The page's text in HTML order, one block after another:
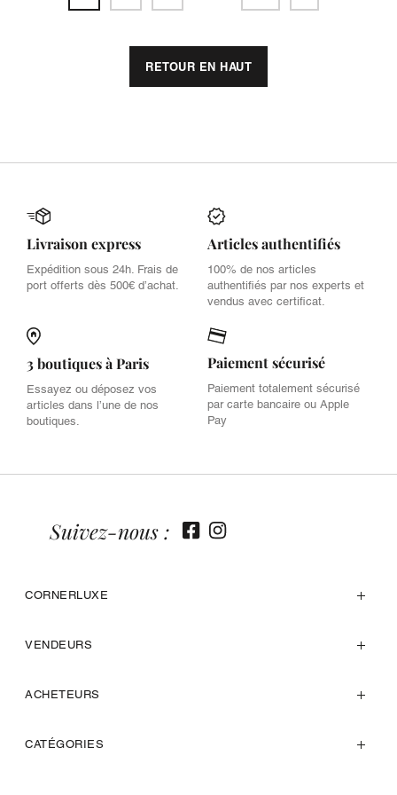
RETOUR EN HAUT
Livraison express
Expédition sous 24h. Frais de
port offerts dès 500€ d’achat.
Articles authentifiés
100% de nos articles
authentifiés par nos experts et
vendus avec certificat.
3 boutiques à Paris
Essayez ou déposez vos
articles dans l’une de nos
boutiques.
Paiement sécurisé
Paiement totalement sécurisé
par carte bancaire ou Apple
Pay
CORNERLUXE
VENDEURS
ACHETEURS
CATÉGORIES
Suivez-nous :